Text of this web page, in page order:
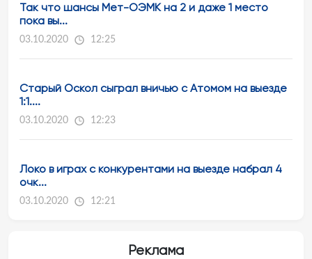
Так что шансы Мет-ОЭМК на 2 и даже 1 место
пока вы...
03.10.2020 12:25
Старый Оскол сыграл вничью с Атомом на выезде
1:1....
03.10.2020 12:23
Локо в играх с конкурентами на выезде набрал 4
очк...
03.10.2020 12:21
Реклама